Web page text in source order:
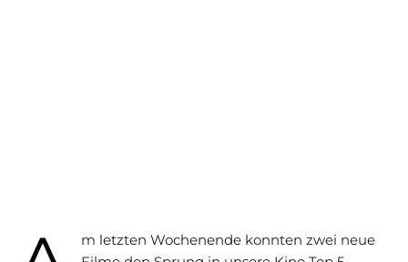
m letzten Wochenende konnten zwei neue